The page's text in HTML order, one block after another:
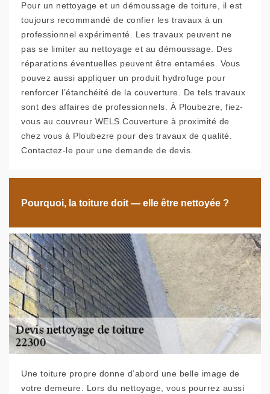
Pour un nettoyage et un démoussage de toiture, il est
toujours recommandé de confier les travaux à un
professionnel expérimenté. Les travaux peuvent ne
pas se limiter au nettoyage et au démoussage. Des
réparations éventuelles peuvent être entamées. Vous
pouvez aussi appliquer un produit hydrofuge pour
renforcer l’étanchéité de la couverture. De tels travaux
sont des affaires de professionnels. À Ploubezre, fiez-
vous au couvreur WELS Couverture à proximité de
chez vous à Ploubezre pour des travaux de qualité.
Contactez-le pour une demande de devis.
Pourquoi, la toiture doit — elle être nettoyée ?
Une toiture propre donne d’abord une belle image de
votre demeure. Lors du nettoyage, vous pourrez aussi